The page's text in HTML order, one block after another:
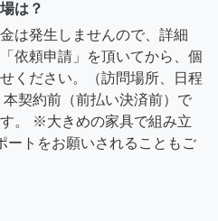
は？
は発生しませんので、詳細
依頼申請」を頂いてから、個
ください。（訪問場所、日程
契約前（前払い決済前）で
。 ※大きめの家具で組み立
ートをお願いされることもご